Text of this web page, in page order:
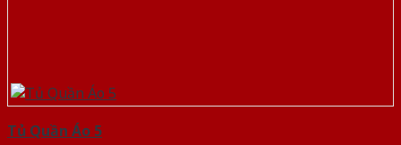
Tủ Quần Áo 5